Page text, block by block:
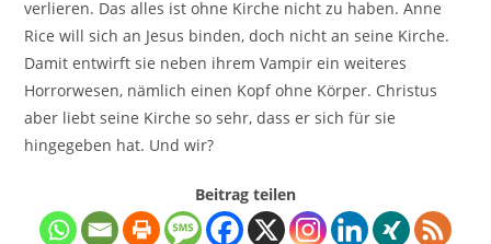
verlieren. Das alles ist ohne Kirche nicht zu haben. Anne
Rice will sich an Jesus binden, doch nicht an seine Kirche.
Damit entwirft sie neben ihrem Vampir ein weiteres
Horrorwesen, nämlich einen Kopf ohne Körper. Christus
aber liebt seine Kirche so sehr, dass er sich für sie
hingegeben hat. Und wir?
Beitrag teilen